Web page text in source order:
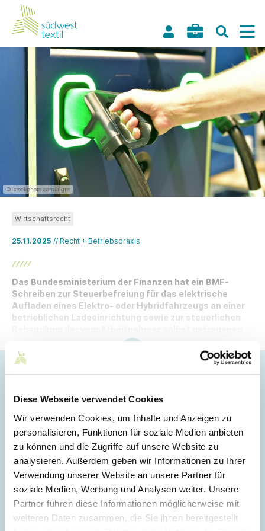
Diese Webseite verwendet Cookies
Wir verwenden Cookies, um Inhalte und Anzeigen zu
personalisieren, Funktionen für soziale Medien anbieten
zu können und die Zugriffe auf unsere Website zu
analysieren. Außerdem geben wir Informationen zu Ihrer
Verwendung unserer Website an unsere Partner für
soziale Medien, Werbung und Analysen weiter. Unsere
Partner führen diese Informationen möglicherweise mit
weiteren Daten zusammen, die Sie ihnen bereitgestellt
©Istockphoto.com/algre
25.11.2025 // Recht + Betriebspraxis
Wirtschaftsrecht
Das Bundesministerium der Finanzen hat ein BMF-
Schreiben zur Steuerbefreiung für das elektrische
Aufladen eines Elektro- oder Hybridfahrzeugs an einer
betrieblichen Ladeeinrichtung sowie zur steuerlichen
Stromkosten veröffentlicht.
Hoppla!
Dieser Artikel ist nur für Mitglieder sichtbar.
Login
E-Mail
Passwort